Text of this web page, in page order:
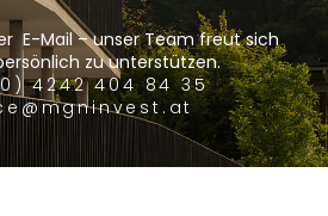
E-Mail – unser Team freut sich
zu unterstützen.
4242 404 84 35